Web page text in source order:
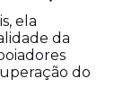
e
ela
da
do